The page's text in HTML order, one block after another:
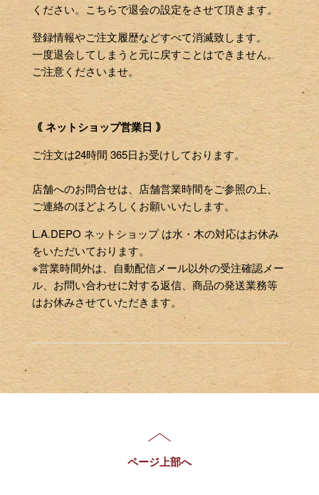
ください。こちらで退会の設定をさせて頂きます。
登録情報やご注文履歴などすべて消滅致します。
一度退会してしまうと元に戻すことはできません。
ご注意くださいませ。
｟ ネットショップ営業日 ｠
ご注文は24時間 365日お受けしております。
店舗へのお問合せは、店舗営業時間をご参照の上、
ご連絡のほどよろしくお願いいたします。
L.A.DEPO ネットショップ は水・木の対応はお休み
をいただいております。
※営業時間外は、自動配信メール以外の受注確認メー
ル、お問い合わせに対する返信、商品の発送業務等
はお休みさせていただきます。
ページ上部へ